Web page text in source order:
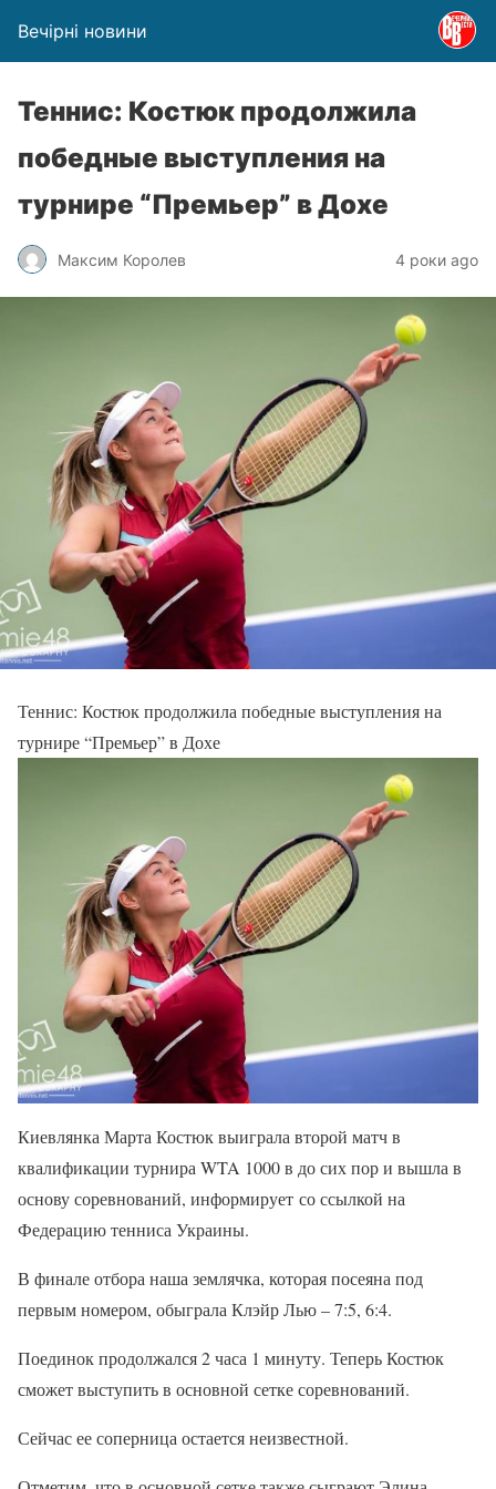
Вечірні новини
Теннис: Костюк продолжила
победные выступления на
турнире “Премьер” в Дохе
Максим Королев 4 роки ago
Теннис: Костюк продолжила победные выступления на
турнире “Премьер” в Дохе
Киевлянка Марта Костюк выиграла второй матч в
квалификации турнира WTA 1000 в до сих пор и вышла в
основу соревнований, информирует со ссылкой на
Федерацию тенниса Украины.
В финале отбора наша землячка, которая посеяна под
первым номером, обыграла Клэйр Лью – 7:5, 6:4.
Поединок продолжался 2 часа 1 минуту. Теперь Костюк
сможет выступить в основной сетке соревнований.
Сейчас ее соперница остается неизвестной.